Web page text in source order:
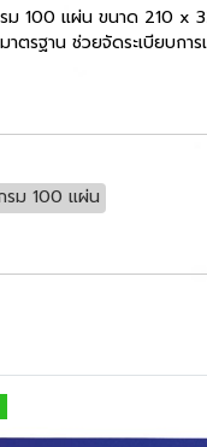
แผ่น ขนาด 210 x
ตรฐาน ช่วยจัดระเบียบก
ม 100 แผ่น